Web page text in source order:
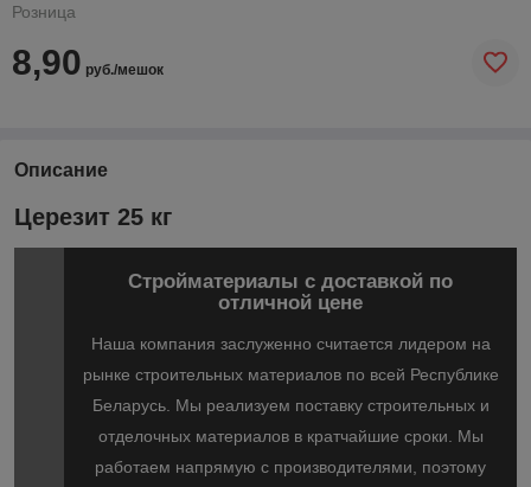
Розница
8,90 руб./мешок
Описание
Церезит 25 кг
Стройматериалы с доставкой по
отличной цене
Наша компания заслуженно считается лидером на
рынке строительных материалов по всей Республике
Беларусь. Мы реализуем поставку строительных и
отделочных материалов в кратчайшие сроки. Мы
работаем напрямую с производителями, поэтому